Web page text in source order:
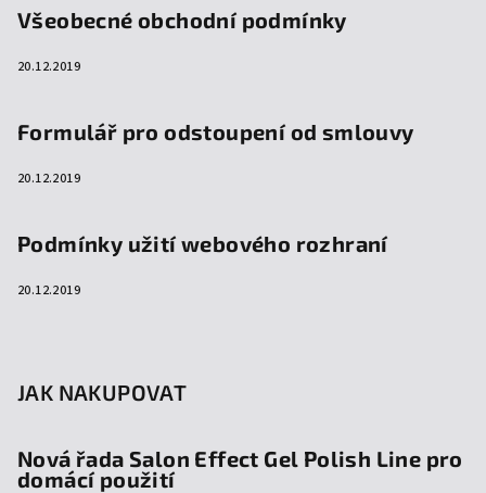
Všeobecné obchodní podmínky
20.12.2019
Formulář pro odstoupení od smlouvy
20.12.2019
Podmínky užití webového rozhraní
20.12.2019
JAK NAKUPOVAT
Nová řada Salon Effect Gel Polish Line pro
domácí použití